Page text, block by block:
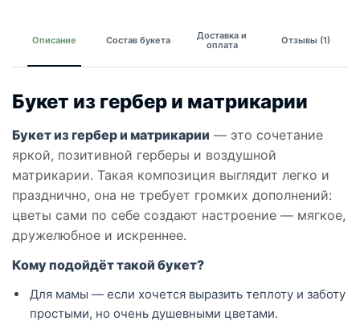
Описание Состав букета
Доставка и
оплата
Отзывы (1)
Букет из гербер и матрикарии
Букет из гербер и матрикарии — это сочетание
яркой, позитивной герберы и воздушной
матрикарии. Такая композиция выглядит легко и
празднично, она не требует громких дополнений:
цветы сами по себе создают настроение — мягкое,
дружелюбное и искреннее.
Кому подойдёт такой букет?
Для мамы — если хочется выразить теплоту и заботу
простыми, но очень душевными цветами.